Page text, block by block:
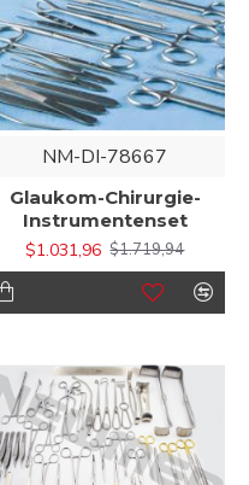
NM-DI-78667
Glaukom-Chirurgie-
Instrumentenset
$1.031,96 $1.719,94